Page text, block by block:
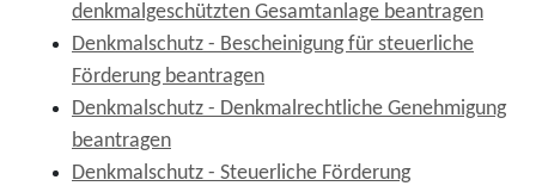
denkmalgeschützten Gesamtanlage beantragen
Denkmalschutz - Bescheinigung für steuerliche
Förderung beantragen
Denkmalschutz - Denkmalrechtliche Genehmigung
beantragen
Denkmalschutz - Steuerliche Förderung